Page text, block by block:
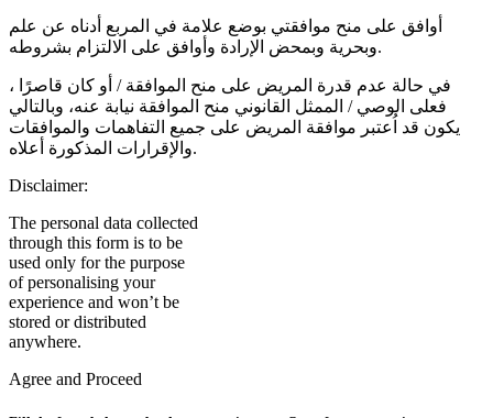
أوافق على منح موافقتي بوضع علامة في المربع أدناه عن علم
وبحرية وبمحض الإرادة وأوافق على الالتزام بشروطه.
في حالة عدم قدرة المريض على منح الموافقة / أو كان قاصرًا ،
فعلى الوصي / الممثل القانوني منح الموافقة نيابة عنه، وبالتالي
يكون قد اُعتبر موافقة المريض على جميع التفاهمات والموافقات
والإقرارات المذكورة أعلاه.
Disclaimer:
The personal data collected
through this form is to be
used only for the purpose
of personalising your
experience and won’t be
stored or distributed
anywhere.
Agree and Proceed